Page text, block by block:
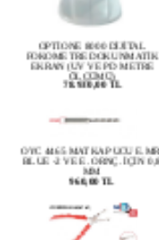
OPTİONE 8000 DİJİTAL
FOKOMETRE DOKUNMATİK
EKRAN (UV VE PD METRE
ÖLÇÜMÜ)
78.930,00 TL
OYC 4465 MATKAP UCU E.MR.
MM
960,00 TL